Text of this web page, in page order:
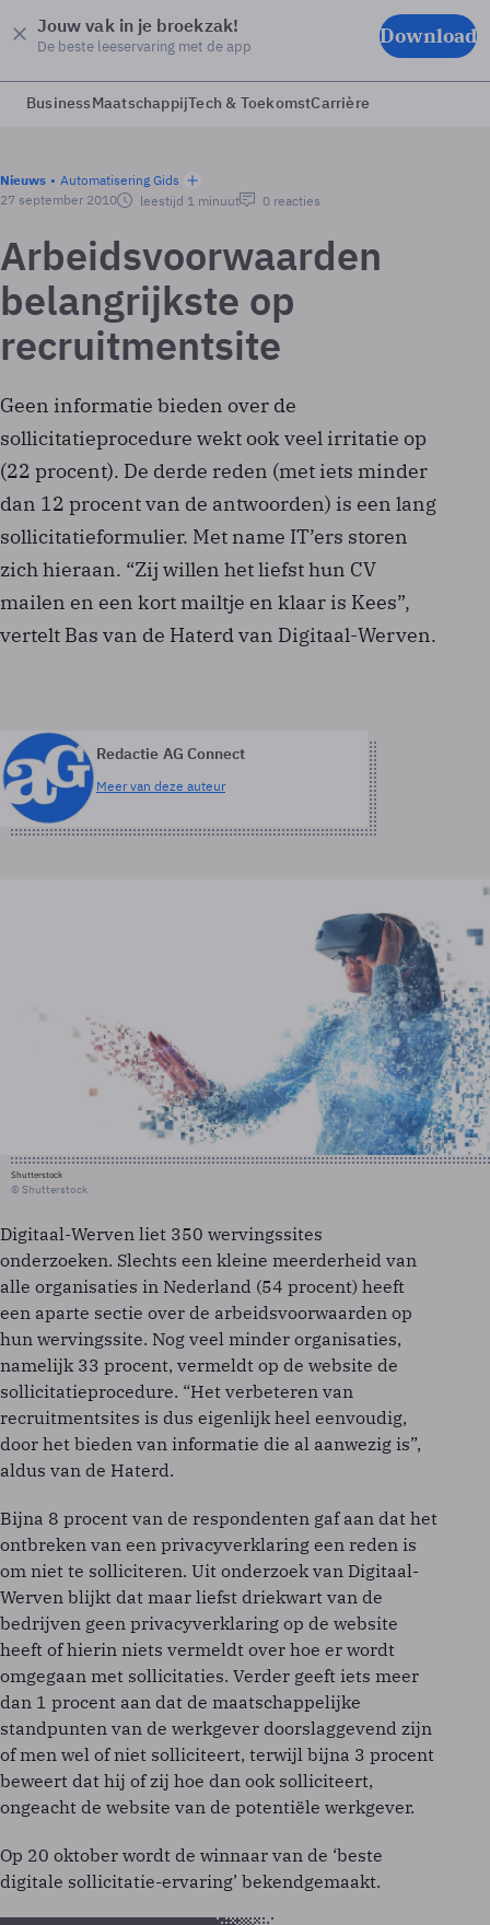
Jouw vak in je broekzak!
De beste leeservaring met de app Download
BusinessMaatschappijTech & ToekomstCarrière
Nieuws
Automatisering Gids
27 september 2010
leestijd 1 minuut 0 reacties
Arbeidsvoorwaarden
belangrijkste op
recruitmentsite
Geen informatie bieden over de
sollicitatieprocedure wekt ook veel irritatie op
(22 procent). De derde reden (met iets minder
dan 12 procent van de antwoorden) is een lang
sollicitatieformulier. Met name IT’ers storen
zich hieraan. “Zij willen het liefst hun CV
mailen en een kort mailtje en klaar is Kees”,
vertelt Bas van de Haterd van Digitaal-Werven.
Redactie AG Connect
Meer van deze auteur
Shutterstock
© Shutterstock
Digitaal-Werven liet 350 wervingssites
onderzoeken. Slechts een kleine meerderheid van
alle organisaties in Nederland (54 procent) heeft
een aparte sectie over de arbeidsvoorwaarden op
hun wervingssite. Nog veel minder organisaties,
namelijk 33 procent, vermeldt op de website de
sollicitatieprocedure. “Het verbeteren van
recruitmentsites is dus eigenlijk heel eenvoudig,
door het bieden van informatie die al aanwezig is”,
aldus van de Haterd.
Bijna 8 procent van de respondenten gaf aan dat het
ontbreken van een privacyverklaring een reden is
om niet te solliciteren. Uit onderzoek van Digitaal-
Werven blijkt dat maar liefst driekwart van de
bedrijven geen privacyverklaring op de website
heeft of hierin niets vermeldt over hoe er wordt
omgegaan met sollicitaties. Verder geeft iets meer
dan 1 procent aan dat de maatschappelijke
standpunten van de werkgever doorslaggevend zijn
of men wel of niet solliciteert, terwijl bijna 3 procent
beweert dat hij of zij hoe dan ook solliciteert,
ongeacht de website van de potentiële werkgever.
Op 20 oktober wordt de winnaar van de ‘beste
digitale sollicitatie-ervaring’ bekendgemaakt.